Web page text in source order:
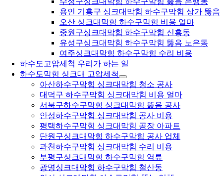
용인 기흥구 싱크대막힘 하수구막힘 상가 뚫음
오산 싱크대막힘 하수구막힘 비용 얼마
중원구싱크대막힘 하수구막힘 신흥동
유성구싱크대막힘 하수구막힘 뚫음 노은동
여주싱크대막힘 하수구막힘 수리 비용
하수도고압세척 우리가 하는 일
하수도막힘 싱크대 고압세척
아산하수구막힘 싱크대막힘 청소 공사
대덕구 하수구막힘 싱크대막힘 비용 얼마
서북구하수구막힘 싱크대막힘 뚫음 공사
안성하수구막힘 싱크대막힘 공사 비용
평택하수구막힘 싱크대막힘 공장 아파트
단원구싱크대막힘 하수구막힘 공사 업체
과천하수구막힘 싱크대막힘 수리 비용
부평구싱크대막힘 하수구막힘 역류
광명싱크대막힘 하수구막힘 철산동